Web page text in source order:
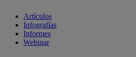
Artículos
Infografías
Informes
Webinar